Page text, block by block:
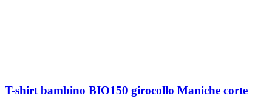
T-shirt bambino BIO150 girocollo Maniche corte